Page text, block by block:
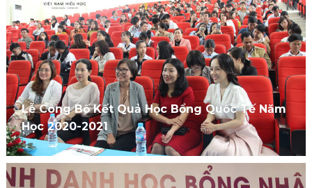
Lễ Công Bố Kết Quả Học Bổng Quốc Tế Năm
Học 2020-2021